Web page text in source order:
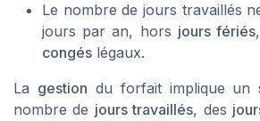
Le nombre de jours travaillés
jours par an, hors jours fériés,
congés légaux.
La gestion du forfait implique un
nombre de jours travaillés, des